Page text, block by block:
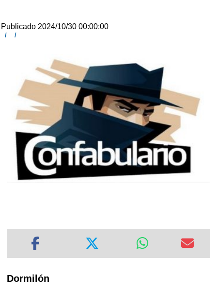
Publicado 2024/10/30 00:00:00
/ /
Dormilón